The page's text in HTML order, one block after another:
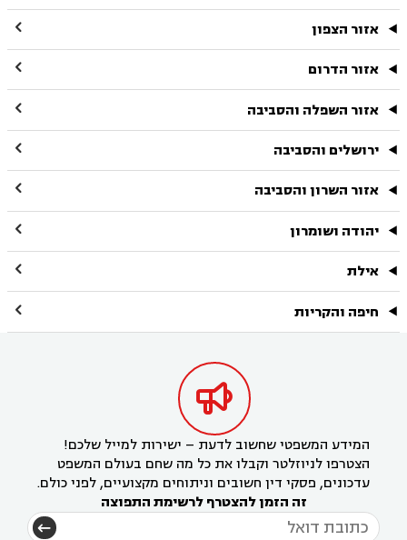
אזור הצפון 
אזור הדרום 
אזור השפלה והסביבה 
ירושלים והסביבה 
אזור השרון והסביבה 
יהודה ושומרון 
אילת 
חיפה והקריות 

המידע המשפטי שחשוב לדעת – ישירות למייל שלכם!
הצטרפו לניוזלטר וקבלו את כל מה שחם בעולם המשפט
עדכונים, פסקי דין חשובים וניתוחים מקצועיים, לפני כולם.
זה הזמן להצטרף לרשימת התפוצה